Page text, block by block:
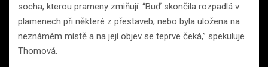
socha, kterou prameny zmiňují. “Buď skončila rozpadlá v
plamenech při některé z přestaveb, nebo byla uložena na
neznámém místě a na její objev se teprve čeká,” spekuluje
Thomová.